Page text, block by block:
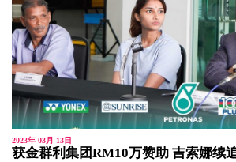
2023年 03月 13日
获金群利集团RM10万赞助 吉索娜续